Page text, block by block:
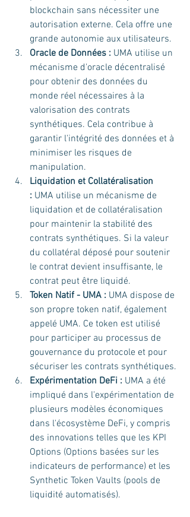
blockchain sans nécessiter une
autorisation externe. Cela offre une
grande autonomie aux utilisateurs.
Oracle de Données : UMA utilise un
mécanisme d'oracle décentralisé
pour obtenir des données du
monde réel nécessaires à la
valorisation des contrats
synthétiques. Cela contribue à
garantir l'intégrité des données et à
minimiser les risques de
manipulation.
Liquidation et Collatéralisation
: UMA utilise un mécanisme de
liquidation et de collatéralisation
pour maintenir la stabilité des
contrats synthétiques. Si la valeur
du collatéral déposé pour soutenir
le contrat devient insuffisante, le
contrat peut être liquidé.
Token Natif - UMA : UMA dispose de
son propre token natif, également
appelé UMA. Ce token est utilisé
pour participer au processus de
gouvernance du protocole et pour
sécuriser les contrats synthétiques.
Expérimentation DeFi : UMA a été
impliqué dans l'expérimentation de
plusieurs modèles économiques
dans l'écosystème DeFi, y compris
des innovations telles que les KPI
Options (Options basées sur les
indicateurs de performance) et les
Synthetic Token Vaults (pools de
liquidité automatisés).